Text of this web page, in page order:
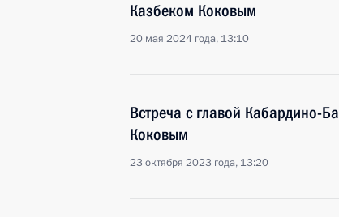
Казбеком Коковым
20 мая 2024 года, 13:10
Встреча с главой Кабардино-
Коковым
23 октября 2023 года, 13:20